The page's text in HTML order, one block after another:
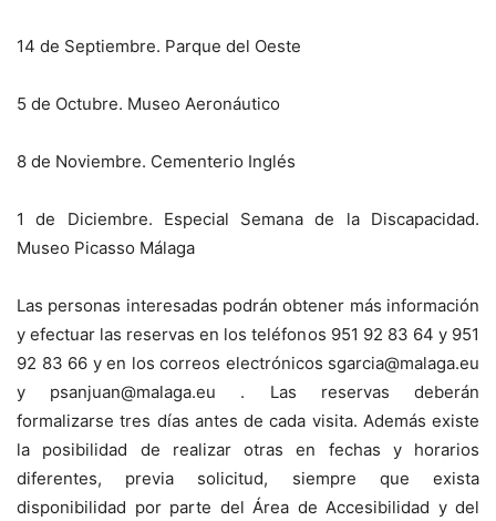
14 de Septiembre. Parque del Oeste
5 de Octubre. Museo Aeronáutico
8 de Noviembre. Cementerio Inglés
1 de Diciembre. Especial Semana de la Discapacidad.
Museo Picasso Málaga
Las personas interesadas podrán obtener más información
y efectuar las reservas en los teléfonos 951 92 83 64 y 951
92 83 66 y en los correos electrónicos sgarcia@malaga.eu
y psanjuan@malaga.eu . Las reservas deberán
formalizarse tres días antes de cada visita. Además existe
la posibilidad de realizar otras en fechas y horarios
diferentes, previa solicitud, siempre que exista
disponibilidad por parte del Área de Accesibilidad y del